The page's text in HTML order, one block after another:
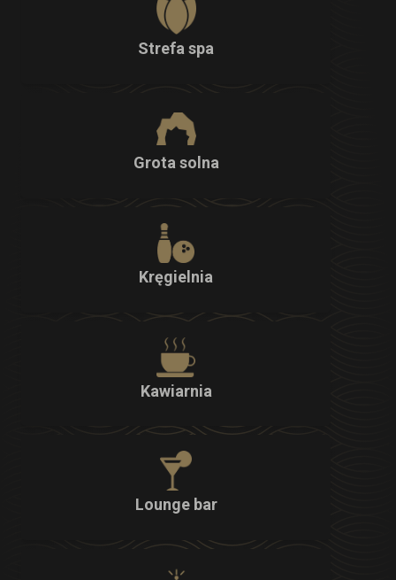
Strefa spa
Grota solna
Kręgielnia
Kawiarnia
Lounge bar